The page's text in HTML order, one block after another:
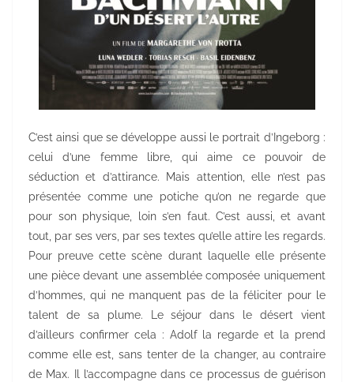
C’est ainsi que se développe aussi le portrait d’Ingeborg :
celui d’une femme libre, qui aime ce pouvoir de
séduction et d’attirance. Mais attention, elle n’est pas
présentée comme une potiche qu’on ne regarde que
pour son physique, loin s’en faut. C’est aussi, et avant
tout, par ses vers, par ses textes qu’elle attire les regards.
Pour preuve cette scène durant laquelle elle présente
une pièce devant une assemblée composée uniquement
d’hommes, qui ne manquent pas de la féliciter pour le
talent de sa plume. Le séjour dans le désert vient
d’ailleurs confirmer cela : Adolf la regarde et la prend
comme elle est, sans tenter de la changer, au contraire
de Max. Il l’accompagne dans ce processus de guérison